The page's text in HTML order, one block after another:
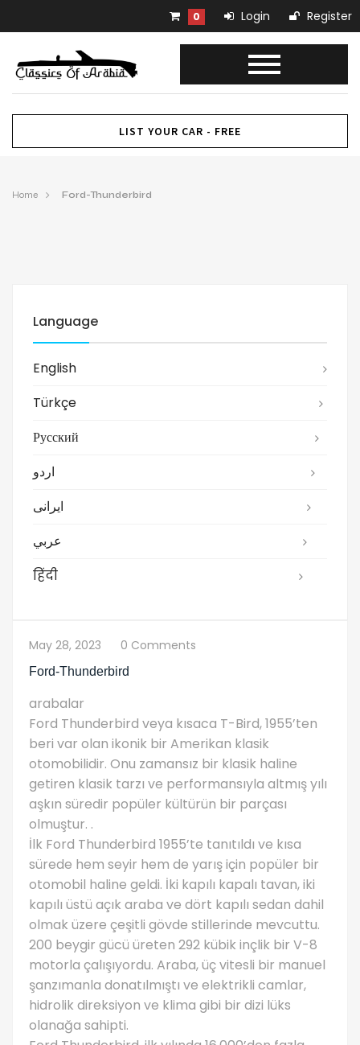
0 Login Register
LIST YOUR CAR - FREE
Home Ford-Thunderbird
Language
English
Türkçe
Русский
اردو
ایرانی
عربي
हिंदी
May 28, 2023 0 Comments
Ford-Thunderbird
arabalar
Ford Thunderbird veya kısaca T-Bird, 1955’ten
beri var olan ikonik bir Amerikan klasik
otomobilidir. Onu zamansız bir klasik haline
getiren klasik tarzı ve performansıyla altmış yılı
aşkın süredir popüler kültürün bir parçası
olmuştur. .
İlk Ford Thunderbird 1955’te tanıtıldı ve kısa
sürede hem seyir hem de yarış için popüler bir
otomobil haline geldi. İki kapılı kapalı tavan, iki
kapılı üstü açık araba ve dört kapılı sedan dahil
olmak üzere çeşitli gövde stillerinde mevcuttu.
200 beygir gücü üreten 292 kübik inçlik bir V-8
motorla çalışıyordu. Araba, üç vitesli bir manuel
şanzımanla donatılmıştı ve elektrikli camlar,
hidrolik direksiyon ve klima gibi bir dizi lüks
olanağa sahipti.